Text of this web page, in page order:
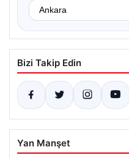
Bizi Takip Edin
Yan Manşet